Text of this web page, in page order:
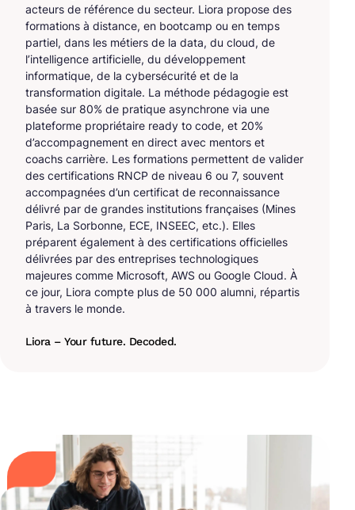
acteurs de référence du secteur. Liora propose des
formations à distance, en bootcamp ou en temps
partiel, dans les métiers de la data, du cloud, de
l’intelligence artificielle, du développement
informatique, de la cybersécurité et de la
transformation digitale. La méthode pédagogie est
basée sur 80% de pratique asynchrone via une
plateforme propriétaire ready to code, et 20%
d’accompagnement en direct avec mentors et
coachs carrière. Les formations permettent de valider
des certifications RNCP de niveau 6 ou 7, souvent
accompagnées d’un certificat de reconnaissance
délivré par de grandes institutions françaises (Mines
Paris, La Sorbonne, ECE, INSEEC, etc.). Elles
préparent également à des certifications officielles
délivrées par des entreprises technologiques
majeures comme Microsoft, AWS ou Google Cloud. À
ce jour, Liora compte plus de 50 000 alumni, répartis
à travers le monde.
Liora – Your future. Decoded.